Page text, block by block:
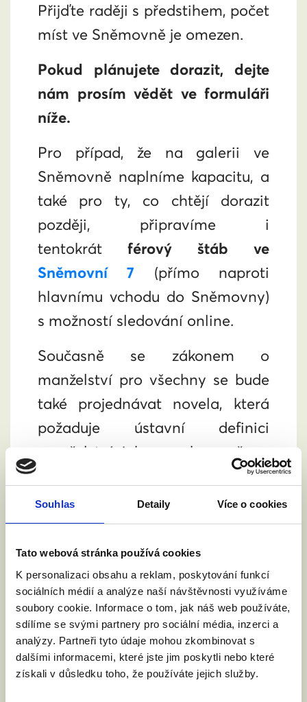
Souhlas Detaily Více o cookies
Tato webová stránka používá cookies
K personalizaci obsahu a reklam, poskytování funkcí
sociálních médií a analýze naší návštěvnosti využíváme
soubory cookie. Informace o tom, jak náš web používáte,
sdílíme se svými partnery pro sociální média, inzerci a
analýzy. Partneři tyto údaje mohou zkombinovat s
dalšími informacemi, které jste jim poskytli nebo které
získali v důsledku toho, že používáte jejich služby.
Přijďte raději s předstihem, počet
míst ve Sněmovně je omezen.
Pokud plánujete dorazit, dejte
nám prosím vědět ve formuláři
níže.
Pro případ, že na galerii ve
Sněmovně naplníme kapacitu, a
také pro ty, co chtějí dorazit
později, připravíme i
tentokrát férový štáb ve
Sněmovní 7 (přímo naproti
hlavnímu vchodu do Sněmovny)
s možností sledování online.
Současně se zákonem o
manželství pro všechny se bude
také projednávat novela, která
požaduje ústavní definici
manželství jako svazku muže a
ženy. Připravte se tedy na
argumenty z obou stran a na to,
že opozice tentokrát ještě
přibude. Je důležité, abychom
poslancům a poslankyním
poklidně ukázali, že je nás hodně,
kterým na manželství pro
všechny záleží.